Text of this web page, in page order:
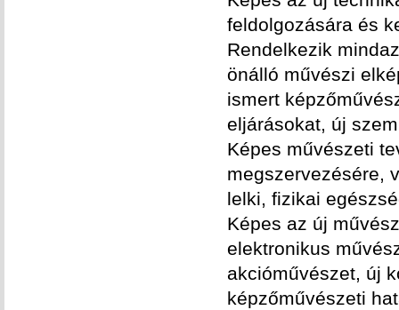
feldolgozására és
Rendelkezik
önálló művészi
ismert
eljárásokat, új
Képes művészeti
megszervezésére,
lelki, fizikai
Képes az új
elektronikus
akcióművészet, új
képzőművészeti